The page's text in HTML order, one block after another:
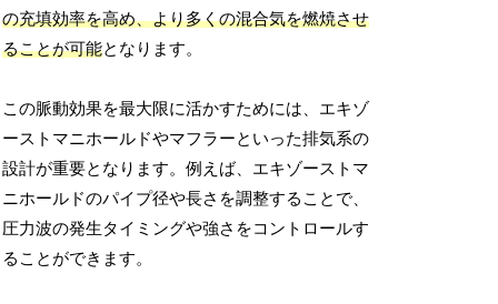
の充填効率を高め、より多くの混合気を燃焼させ
ることが可能となります。
この脈動効果を最大限に活かすためには、エキゾ
ーストマニホールドやマフラーといった排気系の
設計が重要となります。例えば、エキゾーストマ
ニホールドのパイプ径や長さを調整することで、
圧力波の発生タイミングや強さをコントロールす
ることができます。